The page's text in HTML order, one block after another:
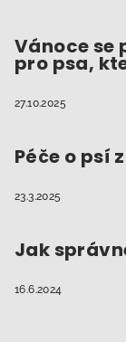
Vánoce se
pro psa,
27.10.2025
Péče o psí
23.3.2025
Jak
16.6.2024